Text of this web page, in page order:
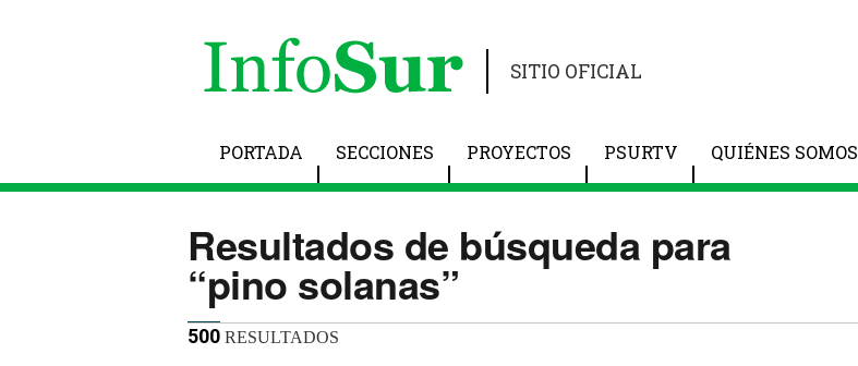
SITIO OFICIAL
PORTADA SECCIONES PROYECTOS PSURTV QUIÉNES SOMOS
Resultados de búsqueda para
“pino solanas”
500 RESULTADOS